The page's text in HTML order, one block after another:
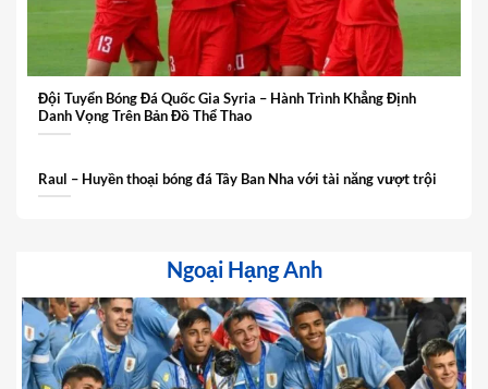
Đội Tuyển Bóng Đá Quốc Gia Syria – Hành Trình Khẳng Định
Danh Vọng Trên Bản Đồ Thể Thao
Raul – Huyền thoại bóng đá Tây Ban Nha với tài năng vượt trội
Ngoại Hạng Anh